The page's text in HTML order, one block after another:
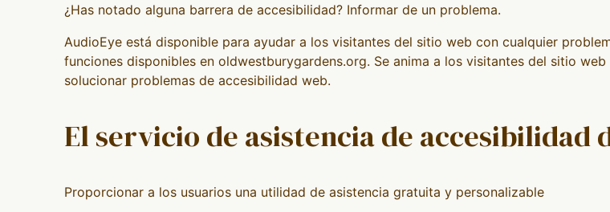
¿Has notado alguna barrera de accesibilidad? Informar de un problema.
AudioEye está disponible para ayudar a los visitantes del sitio web con cualquier
funciones disponibles en oldwestburygardens.org. Se anima a los visitantes del sitio
solucionar problemas de accesibilidad web.
El servicio de asistencia de accesibilidad
Proporcionar a los usuarios una utilidad de asistencia gratuita y personalizable